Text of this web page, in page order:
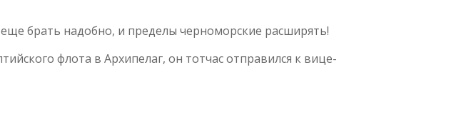
брать надобно, и пределы черноморские расширять!
флота в Архипелаг, он тотчас отправился к вице-